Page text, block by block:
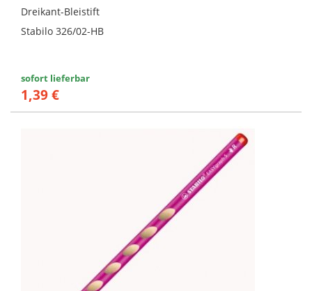
Dreikant-Bleistift
Stabilo 326/02-HB
sofort lieferbar
1,39 €